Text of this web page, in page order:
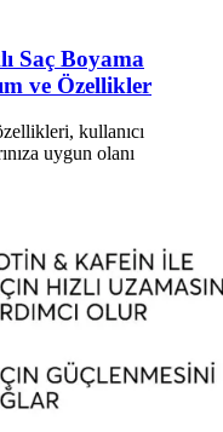
Saç Boyama
ve Özellikler
kullanıcı
uygun olanı